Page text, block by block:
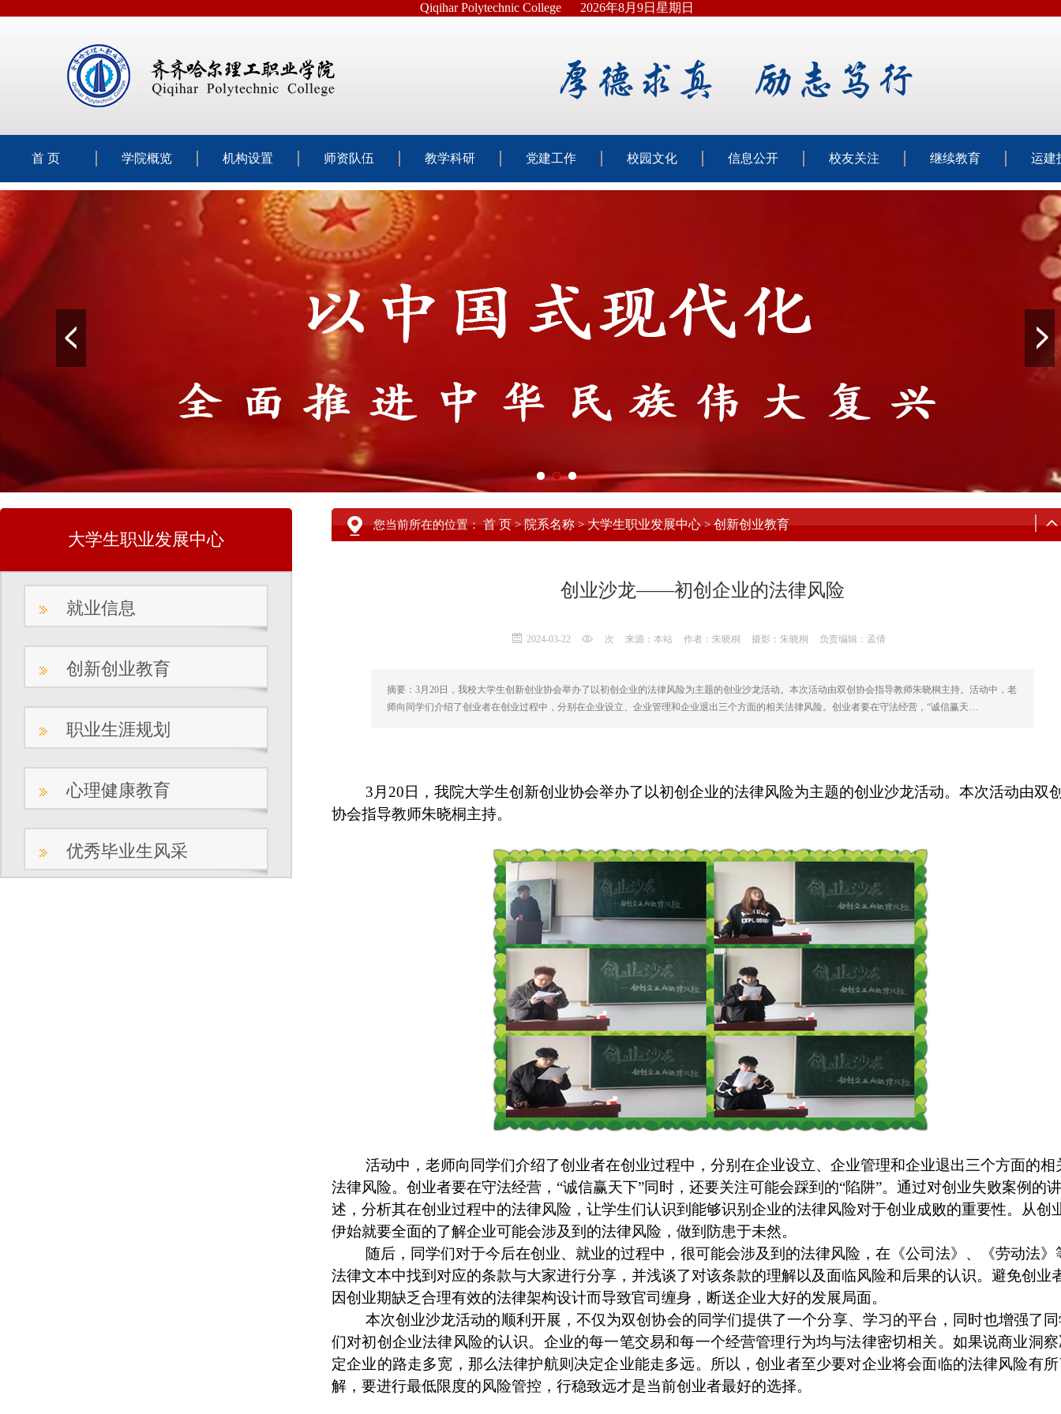
Qiqihar Polytechnic College 2026年8月9日星期日
首 页 学院概览 机构设置 师资队伍 教学科研 党建工作 校园文化 信息公开 校友关注 继续教育 运建
大学生职业发展中心
就业信息
创新创业教育
职业生涯规划
心理健康教育
优秀毕业生风采
您当前所在的位置：首 页>院系名称>大学生职业发展中心>创新创业教育
创业沙龙——初创企业的法律风险
2024-03-22 次 来源：本站 作者：朱晓桐 摄影：朱晓桐 负责编辑：孟倩
摘要：3月20日，我校大学生创新创业协会举办了以初创企业的法律风险为主题的创业沙龙活动。本次活动由双创协会指导教师朱晓桐主持。活动中，老
师向同学们介绍了创业者在创业过程中，分别在企业设立、企业管理和企业退出三个方面的相关法律风险。创业者要在守法经营，“诚信赢天…
3 月 20 日，我院大学生创新创业协会举办了以初创企业的法律风险为主题的创业沙龙活动。本次活动由双
协会指导教师朱晓桐主持。
活动中，老师向同学们介绍了创业者在创业过程中，分别在企业设立、企业管理和企业退出三个方面的相
法律风险。创业者要在守法经营，“诚信赢天下”同时，还要关注可能会踩到的“陷阱”。通过对创业失败案例的讲
述，分析其在创业过程中的法律风险，让学生们认识到能够识别企业的法律风险对于创业成败的重要性。从创
伊始就要全面的了解企业可能会涉及到的法律风险，做到防患于未然。
随后，同学们对于今后在创业、就业的过程中，很可能会涉及到的法律风险，在《公司法》、《劳动法》
法律文本中找到对应的条款与大家进行分享，并浅谈了对该条款的理解以及面临风险和后果的认识。避免创业
因创业期缺乏合理有效的法律架构设计而导致官司缠身，断送企业大好的发展局面。
本次创业沙龙活动的顺利开展，不仅为双创协会的同学们提供了一个分享、学习的平台，同时也增强了
们对初创企业法律风险的认识。企业的每一笔交易和每一个经营管理行为均与法律密切相关。如果说商业洞
定企业的路走多宽，那么法律护航则决定企业能走多远。所以，创业者至少要对企业将会面临的法律风险有
解，要进行最低限度的风险管控，行稳致远才是当前创业者最好的选择。